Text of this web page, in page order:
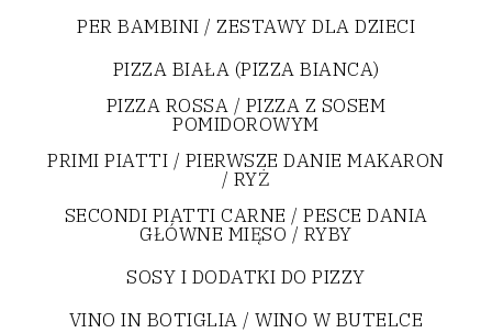
PER BAMBINI / ZESTAWY DLA DZIECI
PIZZA BIAŁA (PIZZA BIANCA)
PIZZA ROSSA / PIZZA Z SOSEM
POMIDOROWYM
PRIMI PIATTI / PIERWSZE DANIE MAKARON
/ RYŻ
SECONDI PIATTI CARNE / PESCE DANIA
GŁÓWNE MIĘSO / RYBY
SOSY I DODATKI DO PIZZY
VINO IN BOTIGLIA / WINO W BUTELCE